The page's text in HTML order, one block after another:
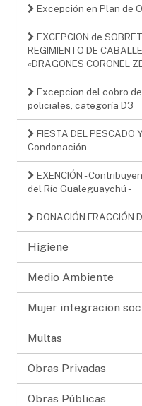
Excepción en Plan de
EXCEPCION de
REGIMIENTO DE
«DRAGONES CORONEL
Excepcion del cobro
policiales, categoría D3
FIESTA DEL PESCADO
Condonación -
EXENCIÓN -
del Río Gualeguaychú -
DONACIÓN FRACCIÓN
Higiene
Medio Ambiente
Mujer integracion
Multas
Obras Privadas
Obras Públicas